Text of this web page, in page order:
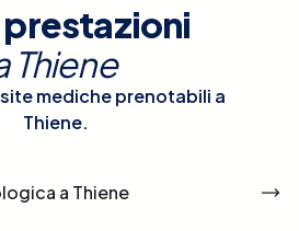
Thiene
mediche prenotabili a
Thiene.
a Thiene